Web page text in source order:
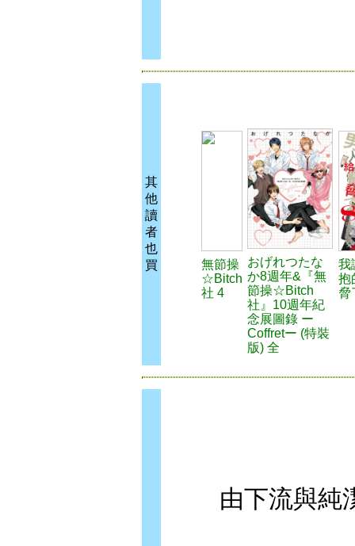
其
他
讀
者
也
買
無節操
☆Bitch
社 4
おげれつたな
か8週年&『無
節操☆Bitch
社』10週年紀
念展圖錄 ー
Coffretー (特裝
版) 全
我
抱
脅
由下流與純潔